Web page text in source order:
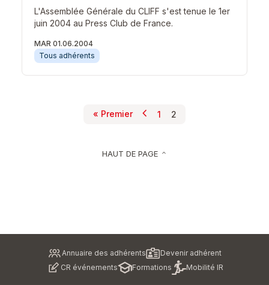
L'Assemblée Générale du CLIFF s'est tenue le 1er
juin 2004 au Press Club de France.
MAR 01.06.2004
Tous adhérents
Pagination
Première page
« Premier Page précédente
chevron_left Page
1
Page courante
2
HAUT DE PAGE keyboard_arrow_up
Annuaire des adhérents
Devenir adhérent
CR événements
Formations Mobilité IR